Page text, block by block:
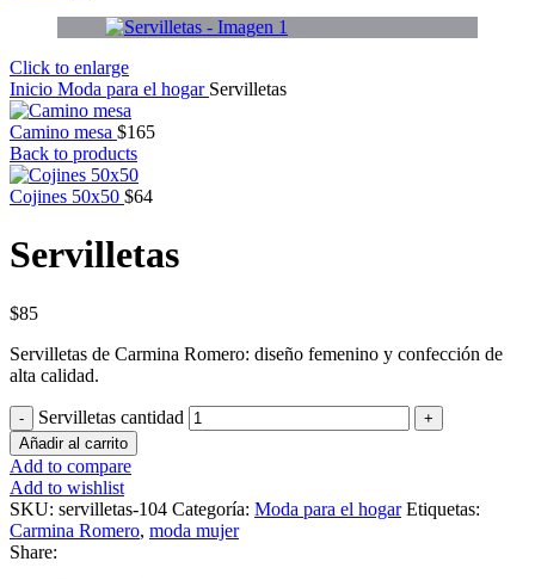
Click to enlarge
Inicio Moda para el hogar Servilletas
Camino mesa $165
Back to products
Cojines 50x50 $64
Servilletas
$85
Servilletas de Carmina Romero: diseño femenino y confección de
alta calidad.
Servilletas cantidad
Añadir al carrito
Add to compare
Add to wishlist
SKU: servilletas-104 Categoría: Moda para el hogar Etiquetas:
Carmina Romero, moda mujer
Share: